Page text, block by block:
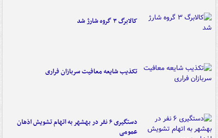
کالابرگ ۳ گروه شارژ شد
تکذیب شایعه معافیت سربازان فراری
دستگیری ۶ نفر در بهشهر به اتهام تشویش اذهان
عمومی